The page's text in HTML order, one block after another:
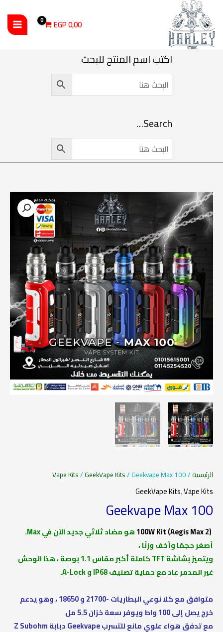
المحتوى
0,00
EGP
اكتب اسم المنتج للبحث
Search…
الرئيسية /
Vape Kits/GeekVape Kits/ Geekvape Max 100
GeekVape Kits,Vape Kits
Geekvape Max 100
(Aegis Max 2) 100W Kit
هو مضاد ثلاثي جديد الآن في Max.
أصغر حجمًا وأخف وزنًا ،
ويتميز بشاشة TFT كاملة أكبر مقاس 1.1 بوصة ، هذا الوحش
غير المدمر عاد مع حماية تصنيف IP68 و A-Lock.
متوافق مع كلا نوعي البطاريات -21700 و 18650 ، وهو يدعم
خرج يصل إلى 100 واط ويوفر سعة خزان 5.5 مل
مع تدفق هواء علوي مانع للتسرب Geekvape دبابة Z Subohm